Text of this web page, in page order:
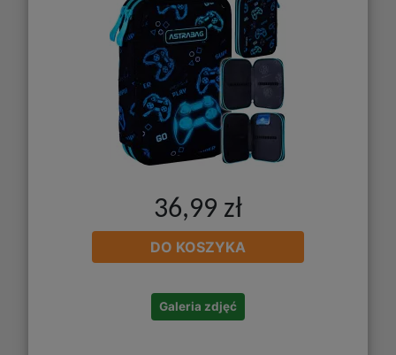
36,99 zł
DO KOSZYKA
Galeria zdjęć